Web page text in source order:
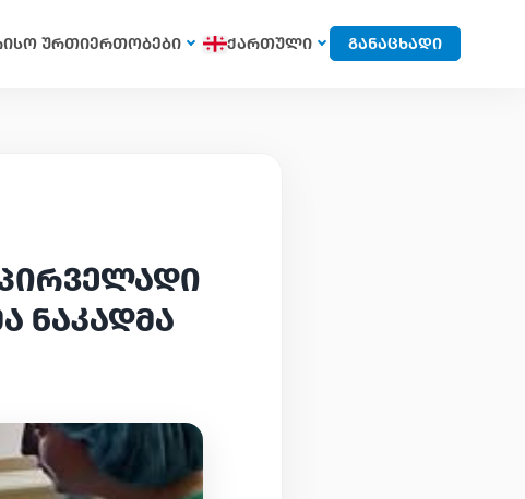
ურთიერთობები ქართული განაცხადი
ნაკადმა